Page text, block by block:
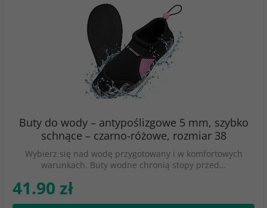
Buty do wody – antypoślizgowe 5 mm, szybko
schnące – czarno-różowe, rozmiar 38
Wybierz się nad wodę przygotowany i w komfortowych
warunkach. Buty wodne chronią stopy przed…
41.90 zł